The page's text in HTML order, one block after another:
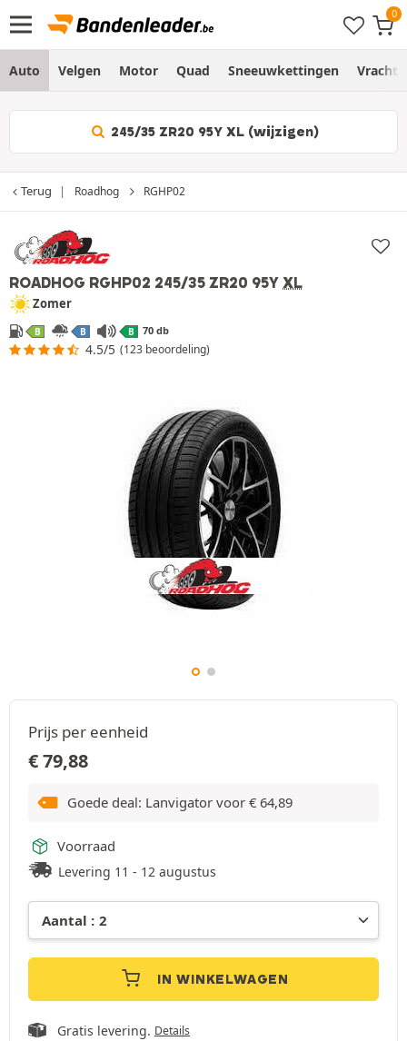
Auto Velgen Motor Quad Sneeuwkettingen
245/35 ZR20 95Y XL (wijzigen)
Terug Roadhog RGHP02
ROADHOG RGHP02 245/35 ZR20 95Y XL
Zomer
B B B 70 db
4.5/5 (123 beoordeling)
Prijs per eenheid
€79,88
Goede deal: Lanvigator voor € 64,89
Voorraad
Levering 11 - 12 augustus
IN WINKELWAGEN
Gratis levering. Details